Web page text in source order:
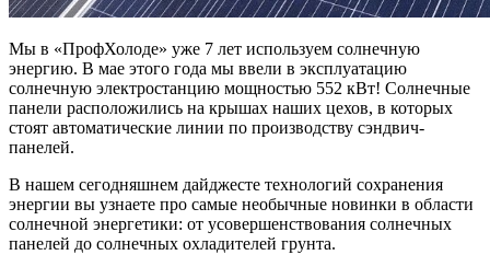
Мы в «ПрофХолоде» уже 7 лет используем солнечную
энергию. В мае этого года мы ввели в эксплуатацию
солнечную электростанцию мощностью 552 кВт! Солнечные
панели расположились на крышах наших цехов, в которых
стоят автоматические линии по производству сэндвич-
панелей.
В нашем сегодняшнем дайджесте технологий сохранения
энергии вы узнаете про самые необычные новинки в области
солнечной энергетики: от усовершенствования солнечных
панелей до солнечных охладителей грунта.